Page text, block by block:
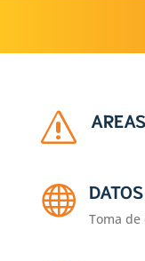
s

Toma de